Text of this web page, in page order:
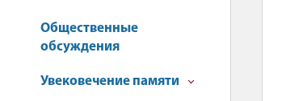
Общественные
обсуждения
Увековечение памяти